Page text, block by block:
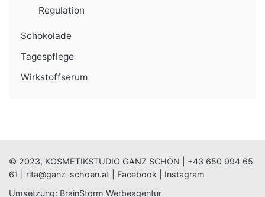
Regulation
Schokolade
Tagespflege
Wirkstoffserum
© 2023, KOSMETIKSTUDIO GANZ SCHÖN | +43 650 994 65
61
rita@ganz-schoen.at Facebook
Instagram
Umsetzung: BrainStorm Werbeagentur